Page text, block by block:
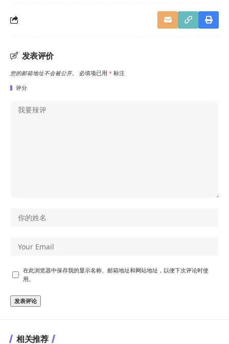
发表评价
您的邮箱地址不会被公开。 必填项已用 * 标注
评分
在此浏览器中保存我的显示名称、邮箱地址和网站地址，以便下次评论时使
用。
相关推荐